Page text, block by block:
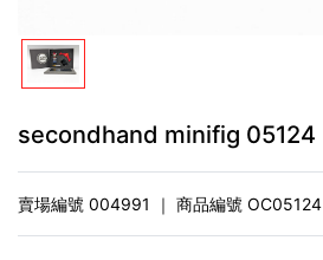
secondhand minifig 05124
賣場編號 004991 ｜ 商品編號 OC05124